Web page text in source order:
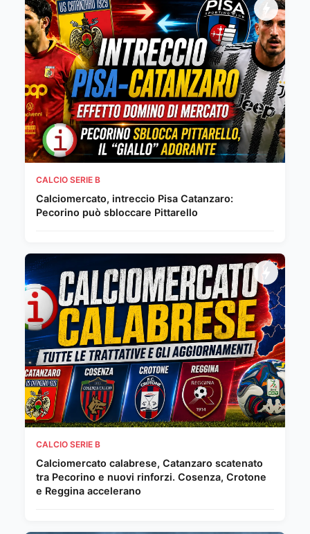
CALCIO SERIE B
Calciomercato, intreccio Pisa Catanzaro:
Pecorino può sbloccare Pittarello
CALCIO SERIE B
Calciomercato calabrese, Catanzaro scatenato
tra Pecorino e nuovi rinforzi. Cosenza, Crotone
e Reggina accelerano